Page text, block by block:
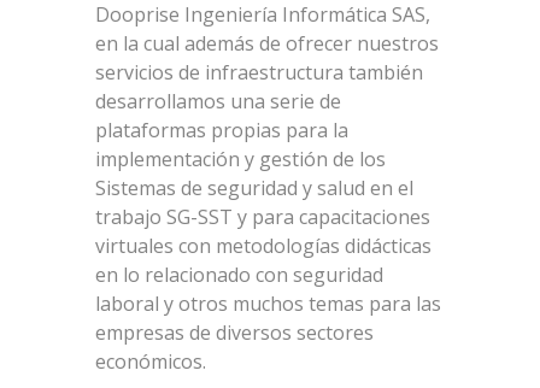
Dooprise Ingeniería Informática SAS,
en la cual además de ofrecer nuestros
servicios de infraestructura también
desarrollamos una serie de
plataformas propias para la
implementación y gestión de los
Sistemas de seguridad y salud en el
trabajo SG-SST y para capacitaciones
virtuales con metodologías didácticas
en lo relacionado con seguridad
laboral y otros muchos temas para las
empresas de diversos sectores
económicos.